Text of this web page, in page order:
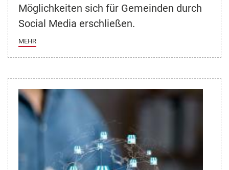
Möglichkeiten sich für Gemeinden durch
Social Media erschließen.
MEHR